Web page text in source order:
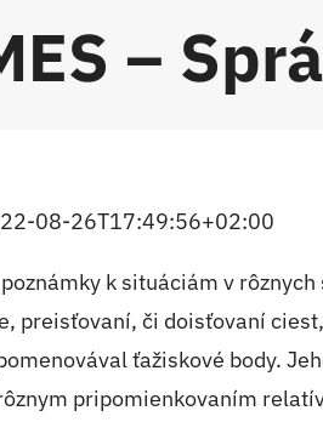
–
08-26T17:49:56+02:00
k situáciám v
preisťovaní, či doisťovaní
ťažiskové body.
pripomienkovaním